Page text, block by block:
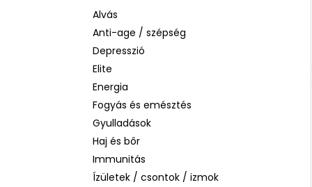
Alvás
Anti-age / szépség
Depresszió
Elite
Energia
Fogyás és emésztés
Gyulladások
Haj és bőr
Immunitás
Ízületek / csontok / izmok
LA ROCHE-POSAY B5 RÁNCTALANÍTÓ
SZÉRUM ÉRZÉKENY BŐRRE, 10 ML
1 760 Ft
Korábbi: 4 580 Ft